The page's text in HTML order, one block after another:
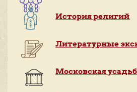
История религий
Литературные
Московская